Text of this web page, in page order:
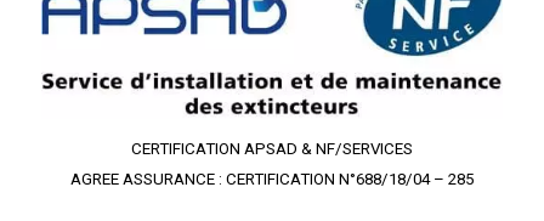
CERTIFICATION APSAD & NF/SERVICES
AGREE ASSURANCE : CERTIFICATION N°688/18/04 – 285